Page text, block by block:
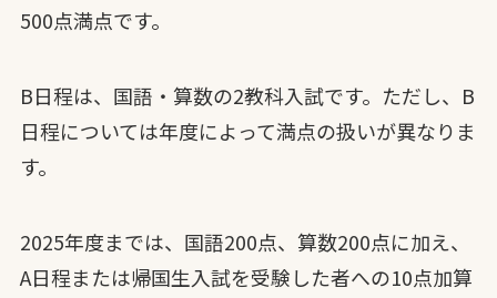
500点満点です。
B日程は、国語・算数の2教科入試です。ただし、B
日程については年度によって満点の扱いが異なりま
す。
2025年度までは、国語200点、算数200点に加え、
A日程または帰国生入試を受験した者への10点加算